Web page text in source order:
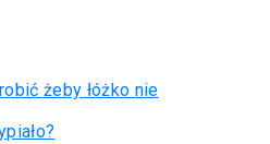
żeby łóżko nie